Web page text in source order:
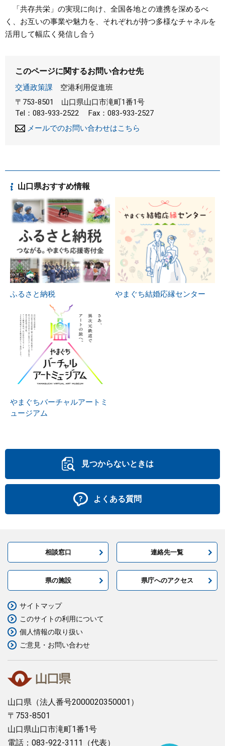
「共存共栄」の実現に向け、全国各地との連携を深めるべ
く、お互いの事業や魅力を、それぞれが持つ多様なチャネルを
活用して幅広く発信し合う
このページに関するお問い合わせ先
交通政策課
空港利用促進班
〒753-8501
山口県山口市滝町1番1号
Tel：083-933-2522
Fax：083-933-2527
メールでのお問い合わせはこちら
山口県おすすめ情報
ふるさと納税 やまぐち結婚応縁センター
やまぐちバーチャルアートミ
ュージアム
見つからないときは
よくある質問
相談窓口 連絡先一覧
県の施設 県庁へのアクセス
山口県 （法人番号2000020350001）
〒753-8501
山口県山口市滝町1番1号
電話：083-922-3111（代表）
サイトマップ
このサイトの利用について
個人情報の取り扱い
ご意見・お問い合わせ